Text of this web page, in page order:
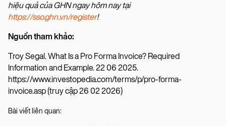
hiệu quả của GHN ngay hôm nay tại
https://sso.ghn.vn/register!
Nguồn tham khảo:
Troy Segal. What Is a Pro Forma Invoice? Required
Information and Example. 22 06 2025.
https://www.investopedia.com/terms/p/pro-forma-
invoice.asp (truy cập 26 02 2026)
Bài viết liên quan: